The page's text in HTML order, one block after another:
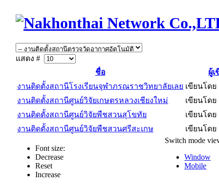
แสดง #
ชื่อ
ผู้เ
งานติดตั้งสถานีโรงเรียนจุฬาภรณราชวิทยาลัยเลย เขียนโดย
งานติดตั้งสถานีศูนย์วิจัยเกษตรหลวงเชียงใหม่
เขียนโดย
งานติดตั้งสถานีศูนย์วิจัยพืชสวนสุโขทัย
เขียนโดย
งานติดตั้งสถานีศูนย์วิจัยพืชสวนศรีสะเกษ
เขียนโดย
Font size:
Decrease
Reset
Increase
Switch mode
Window
Mobile